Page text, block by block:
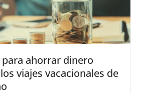
para ahorrar dinero
viajes vacacionales de